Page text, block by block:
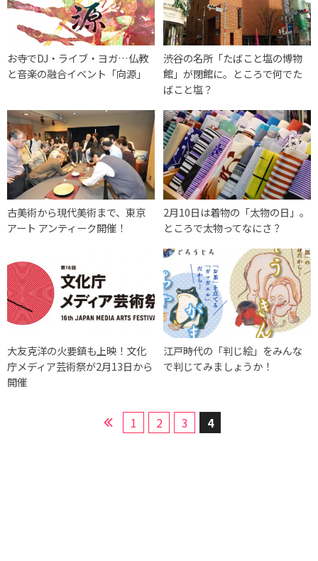
お寺でDJ・ライブ・ヨガ…仏教
と音楽の融合イベント「向源」
渋谷の名所「たばこと塩の博物
館」が閉館に。ところで何でた
ばこと塩？
古美術から現代美術まで、東京
アート アンティーク開催！
2月10日は着物の「太物の日」。
ところで太物ってなにさ？
大友克洋の火要鎮も上映！文化
庁メディア芸術祭が2月13日から
開催
江戸時代の「判じ絵」をみんな
で判じてみましょうか！
1 2 3 4